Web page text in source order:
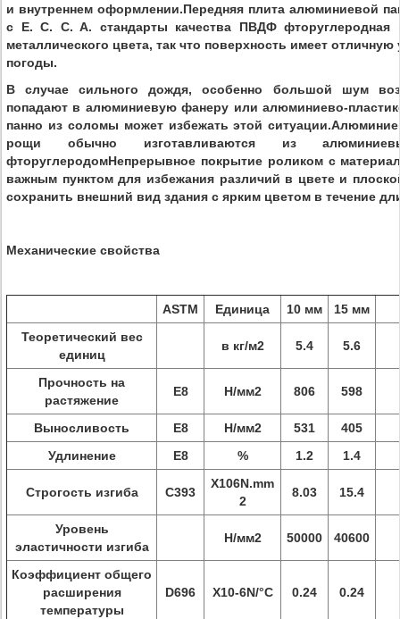
и внутреннем оформлении.Передняя плита алюминиевой
с E. C. C. A. стандарты качества ПВДФ фторуглеродная
металлического цвета, так что поверхность имеет
погоды.
В случае сильного дождя, особенно большой шум
попадают в алюминиевую фанеру или алюминиево-
панно из соломы может избежать этой
рощи обычно изготавливаются из
фторуглеродомНепрерывное покрытие роликом с
важным пунктом для избежания различий в цвете и
сохранить внешний вид здания с ярким цветом в течение
Механические свойства
ASTM Единица 10 мм
15 мм
Теоретический вес
единиц
в кг/м2 5.4 5.6
Прочность на
растяжение
Е8 Н/мм2 806 598
Выносливость Е8 Н/мм2 531
405
Удлинение
Е8 % 1.2 1.4
Строгость изгиба C393
X106N.mm
2
8.03 15.4
Уровень
эластичности изгиба
Н/мм2 50000 40600
Коэффициент общего
расширения
температуры
D696 X10-6N/°C 0.24 0.24